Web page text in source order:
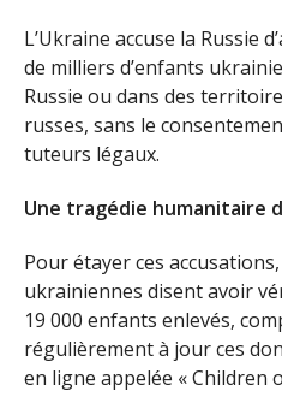
L’Ukraine accuse la Russie
de milliers d’enfants
Russie ou dans des
russes, sans le
tuteurs légaux.
Une tragédie humanitaire
Pour étayer ces
ukrainiennes disent avoir
19 000 enfants enlevés,
régulièrement à jour ces
en ligne appelée « Children